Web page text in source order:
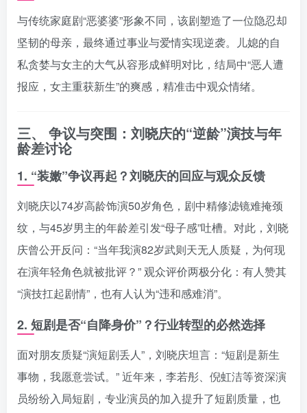
与传统家庭剧“恶婆婆”形象不同，该剧塑造了一位隐忍却
坚韧的母亲，最终通过事业与爱情实现逆袭。儿媳的自
私贪婪与女主的大气从容形成鲜明对比，结局中“恶人遭
报应，女主重获新生”的爽感，精准击中观众情绪。
三、 争议与突围：刘晓庆的“逆龄”演技与年
龄差讨论
1. “装嫩”争议再起？刘晓庆的回应与观众反馈
刘晓庆以74岁高龄饰演50岁角色，剧中精修滤镜难掩颈
纹，与45岁男主的年龄差引发“母子感”吐槽。对此，刘晓
庆曾公开反问：“当年我演82岁武则天无人质疑，为何现
在演年轻角色就被批评？” 观众评价两极分化：有人赞其
“演技扛起剧情”，也有人认为“违和感难消”。
2. 短剧是否“自降身价”？行业转型的必然选择
面对朋友质疑“演短剧丢人”，刘晓庆坦言：“短剧是新生
事物，我愿意尝试。” 近年来，李若彤、倪虹洁等资深演
员纷纷入局短剧，专业演员的加入提升了短剧质量，也